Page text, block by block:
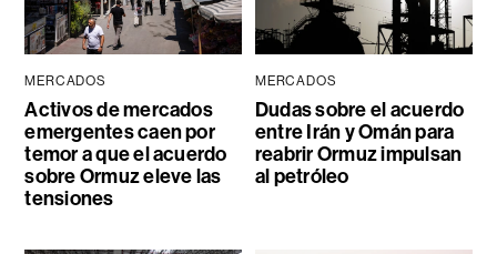
MERCADOS
Activos de mercados
emergentes caen por
temor a que el acuerdo
sobre Ormuz eleve las
tensiones
MERCADOS
Dudas sobre el acuerdo
entre Irán y Omán para
reabrir Ormuz impulsan
al petróleo